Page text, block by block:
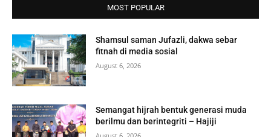
MOST POPULAR
Shamsul saman Jufazli, dakwa sebar
fitnah di media sosial
August 6, 2026
Semangat hijrah bentuk generasi muda
berilmu dan berintegriti – Hajiji